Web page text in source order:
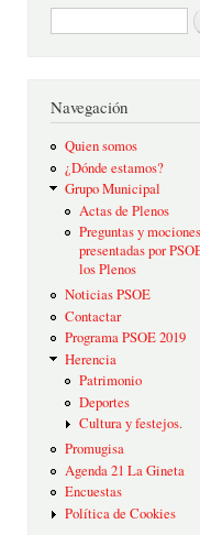
Formulario de búsqueda
Navegación
Quien somos
¿Dónde estamos?
Grupo Municipal
Actas de Plenos
Preguntas y mociones
presentadas por
los Plenos
Noticias PSOE
Contactar
Programa PSOE 2019
Herencia
Patrimonio
Deportes
Cultura y festejos.
Promugisa
Agenda 21 La Gineta
Encuestas
Política de Cookies